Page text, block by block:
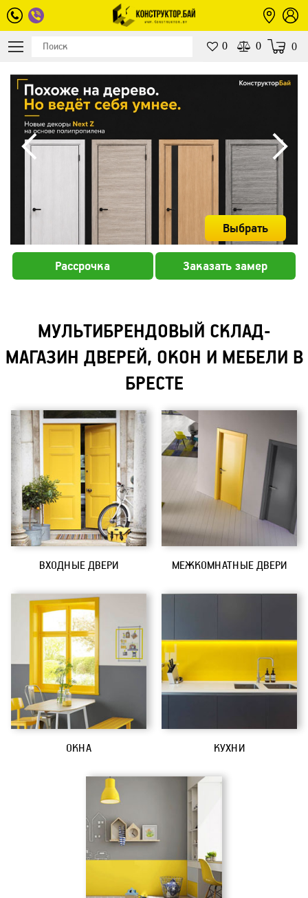
0 0 0
Выбрать
Рассрочка Заказать замер
МУЛЬТИБРЕНДОВЫЙ СКЛАД-
МАГАЗИН ДВЕРЕЙ, ОКОН И МЕБЕЛИ В
БРЕСТЕ
ВХОДНЫЕ ДВЕРИ МЕЖКОМНАТНЫЕ ДВЕРИ
ОКНА КУХНИ